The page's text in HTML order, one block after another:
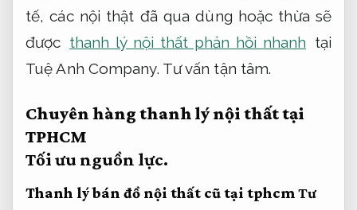
tế, các nội thật đã qua dùng hoặc thừa sẽ
được thanh lý nội thất phản hồi nhanh tại
Tuệ Anh Company. Tư vấn tận tâm.
Chuyên hàng thanh lý nội thất tại
TPHCM
Tối ưu nguồn lực.
Thanh lý bán đồ nội thất cũ tại tphcmTư